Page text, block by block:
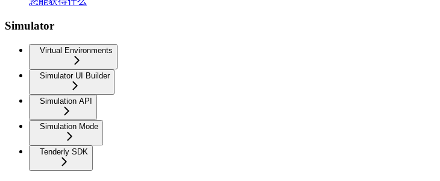
Simulator
Virtual Environments
Simulator UI Builder
Simulation API
Simulation Mode
Tenderly SDK